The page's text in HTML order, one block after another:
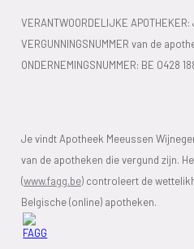
VERANTWOORDELIJKE
VERGUNNINGSNUMMER van de
ONDERNEMINGSNUMMER: BE 0428
Je vindt Apotheek Meeussen
van de apotheken die vergund zijn.
(www.fagg.be) controleert de
Belgische (online) apotheken.